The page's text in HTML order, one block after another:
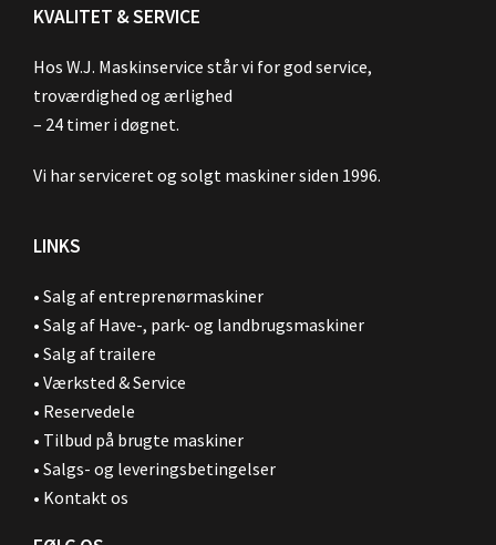
KVALITET & SERVICE
Hos W.J. Maskinservice står vi for god service,
troværdighed og ærlighed
– 24 timer i døgnet.
Vi har serviceret og solgt maskiner siden 1996.
LINKS
• Salg af entreprenørmaskiner
• Salg af Have-, park- og landbrugsmaskiner
• Salg af trailere
• Værksted & Service
• Reservedele
• Tilbud på brugte maskiner
• Salgs- og leveringsbetingelser
• Kontakt os